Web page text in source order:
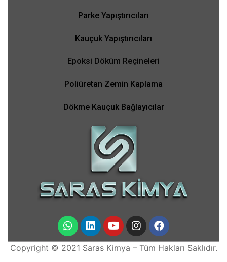
Parke Yapıştırıcıları
Kauçuk Yapıştırıcıları
Epoksi Döküm Reçineleri
Poliüretan Zemin Kaplama
Dökme Kauçuk Bağlayıcılar
Copyright © 2021 Saras Kimya – Tüm Hakları Saklıdır.